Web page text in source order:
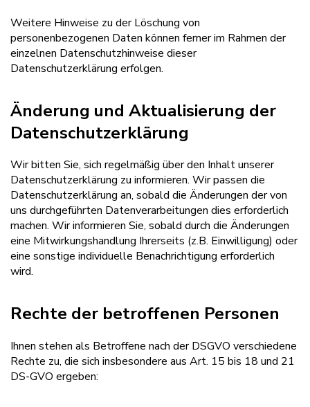
Weitere Hinweise zu der Löschung von
personenbezogenen Daten können ferner im Rahmen der
einzelnen Datenschutzhinweise dieser
Datenschutzerklärung erfolgen.
Änderung und Aktualisierung der
Datenschutzerklärung
Wir bitten Sie, sich regelmäßig über den Inhalt unserer
Datenschutzerklärung zu informieren. Wir passen die
Datenschutzerklärung an, sobald die Änderungen der von
uns durchgeführten Datenverarbeitungen dies erforderlich
machen. Wir informieren Sie, sobald durch die Änderungen
eine Mitwirkungshandlung Ihrerseits (z.B. Einwilligung) oder
eine sonstige individuelle Benachrichtigung erforderlich
wird.
Rechte der betroffenen Personen
Ihnen stehen als Betroffene nach der DSGVO verschiedene
Rechte zu, die sich insbesondere aus Art. 15 bis 18 und 21
DS-GVO ergeben: